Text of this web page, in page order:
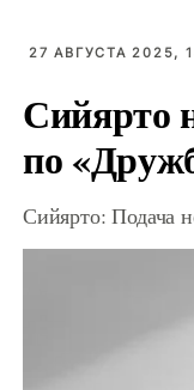
27 АВГУСТА 2025,
Сийярто
по
Сийярто: Подача